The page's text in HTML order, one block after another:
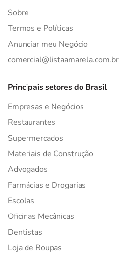
Sobre
Termos e Políticas
Anunciar meu Negócio
comercial@listaamarela.com.br
Principais setores do Brasil
Empresas e Negócios
Restaurantes
Supermercados
Materiais de Construção
Advogados
Farmácias e Drogarias
Escolas
Oficinas Mecânicas
Dentistas
Loja de Roupas